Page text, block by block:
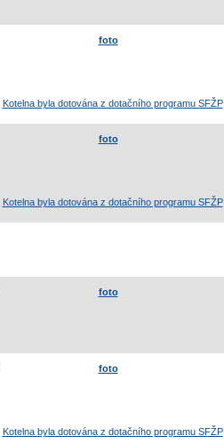
foto
Kotelna byla dotována z dotačního programu SFŽP
foto
Kotelna byla dotována z dotačního programu SFŽP
foto
foto
Kotelna byla dotována z dotačního programu SFŽP